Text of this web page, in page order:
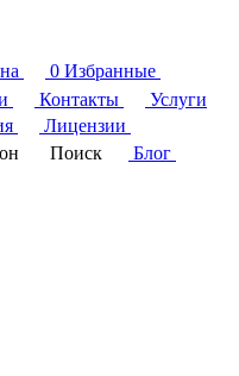
0 Избранные
Контакты
Услуги
Лицензии
Поиск
Блог